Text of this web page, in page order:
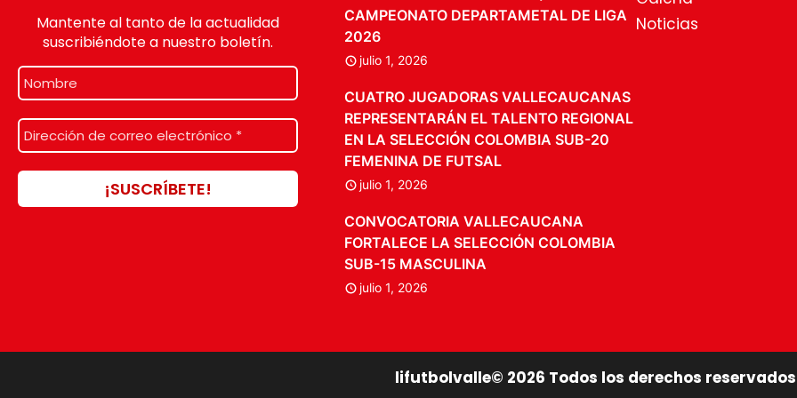
Mantente al tanto de la actualidad
suscribiéndote a nuestro boletín.
CAMPEONATO DEPARTAMETAL DE LIGA
2026
julio 1, 2026
CUATRO JUGADORAS VALLECAUCANAS
REPRESENTARÁN EL TALENTO REGIONAL
EN LA SELECCIÓN COLOMBIA SUB-20
FEMENINA DE FUTSAL
julio 1, 2026
CONVOCATORIA VALLECAUCANA
FORTALECE LA SELECCIÓN COLOMBIA
SUB-15 MASCULINA
julio 1, 2026
Noticias
lifutbolvalle© 2026 Todos los derechos